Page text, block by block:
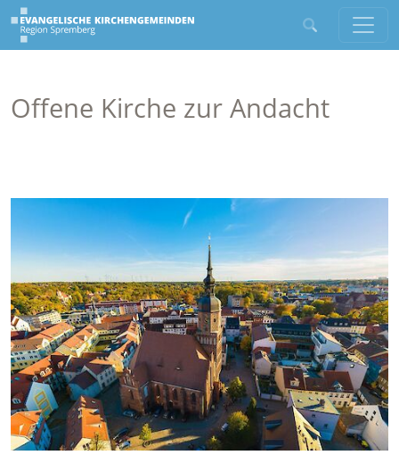
Offene Kirche zur Andacht